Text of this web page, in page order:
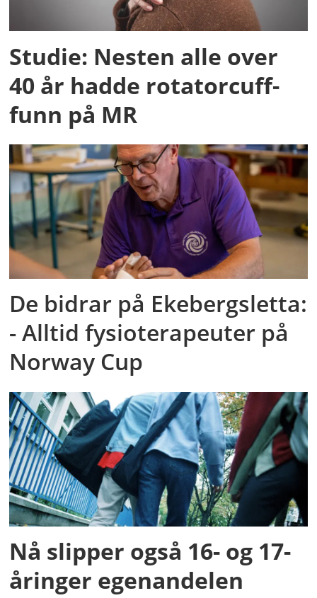
Studie: Nesten alle over
40 år hadde rotatorcuff-
funn på MR
De bidrar på Ekebergsletta:
- Alltid fysioterapeuter på
Norway Cup
Nå slipper også 16- og 17-
åringer egenandelen